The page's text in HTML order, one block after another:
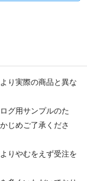
り実際の商品と異な
グ用サンプルのた
じめご了承くださ
りやむをえず受注を